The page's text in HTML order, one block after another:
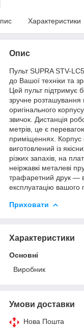
Характеристики
Опис
Пульт SUPRA STV-
до Вашої техніки та
Цей пульт підтримує
зручне
оригінального
звичок. Дистанція
метрів, це є
приміщеннях. Корпус
виготовлений із
різких запахів, на
неіржавкі металеві
трафаретний друк —
експлуатацію вашого
Приховати
Характеристики
Основні
Виробник
Умови доставки
Нова Пошта